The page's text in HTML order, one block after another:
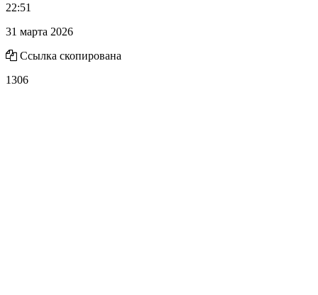
22:51
31 марта 2026
Ссылка скопирована
1306